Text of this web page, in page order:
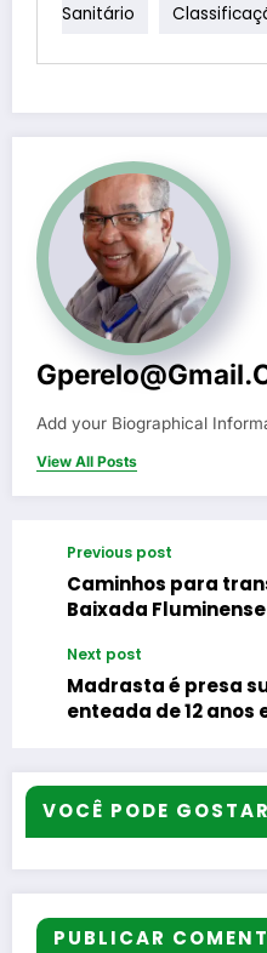
Sanitário
Add your Biographical
View All Posts
Previous post
Caminhos para
Baixada Fluminense
Next post
Madrasta é presa
enteada de 12 anos
VOCÊ PODE GOSTAR
PUBLICAR